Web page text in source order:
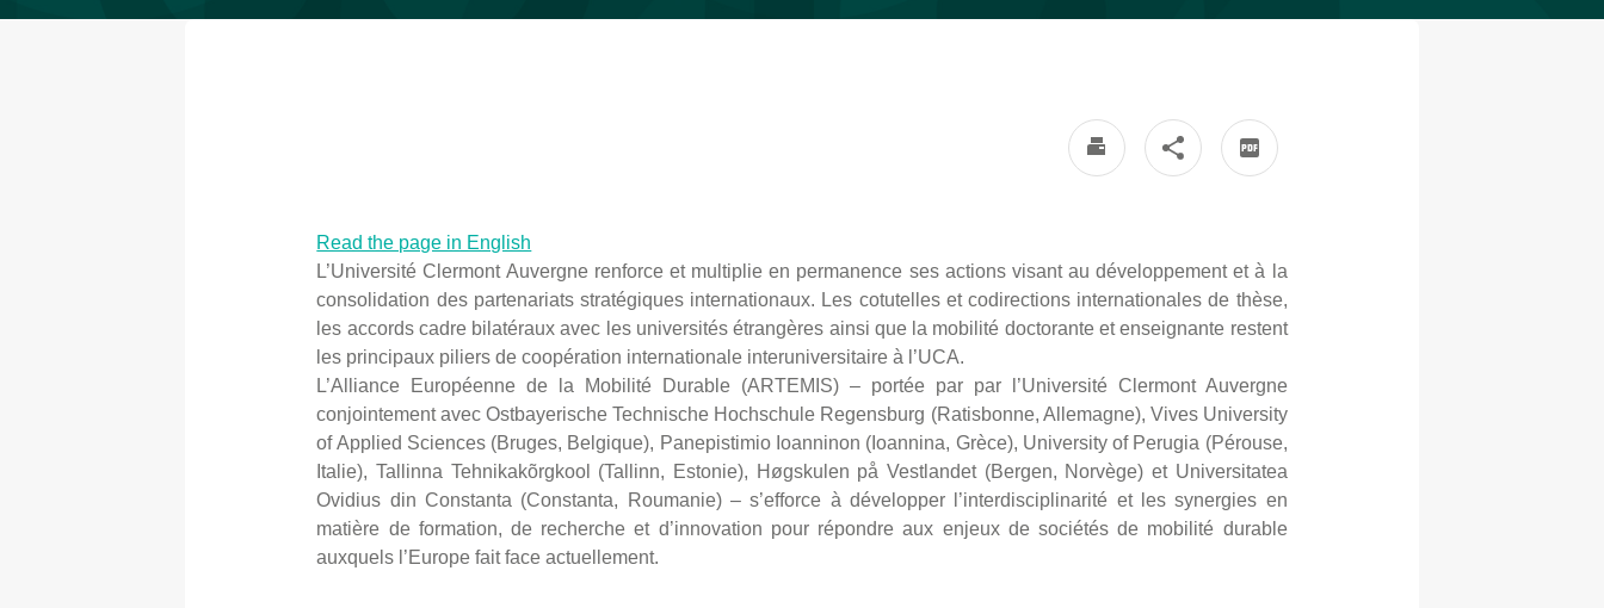
Read the page in English
L’Université Clermont Auvergne renforce et multiplie en permanence ses actions visant au développement et à la
consolidation des partenariats stratégiques internationaux. Les cotutelles et codirections internationales de thèse,
les accords cadre bilatéraux avec les universités étrangères ainsi que la mobilité doctorante et enseignante restent
les principaux piliers de coopération internationale interuniversitaire à l’UCA.
L’Alliance Européenne de la Mobilité Durable (ARTEMIS) – portée par par l’Université Clermont Auvergne
conjointement avec Ostbayerische Technische Hochschule Regensburg (Ratisbonne, Allemagne), Vives University
of Applied Sciences (Bruges, Belgique), Panepistimio Ioanninon (Ioannina, Grèce), University of Perugia (Pérouse,
Italie), Tallinna Tehnikakõrgkool (Tallinn, Estonie), Høgskulen på Vestlandet (Bergen, Norvège) et Universitatea
Ovidius din Constanta (Constanta, Roumanie) – s’efforce à développer l’interdisciplinarité et les synergies en
matière de formation, de recherche et d’innovation pour répondre aux enjeux de sociétés de mobilité durable
auxquels l’Europe fait face actuellement.